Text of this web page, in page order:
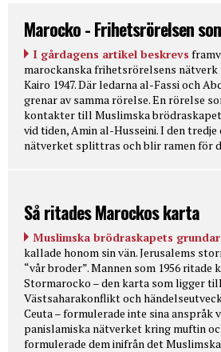
Marocko - Frihetsrörelsen
I gårdagens artikel beskrevs
marockanska frihetsrörelsens nätverk
Kairo 1947. Där ledarna al-Fassi och
grenar av samma rörelse. En rörelse
kontakter till Muslimska
vid tiden, Amin al-Husseini. I den
nätverket splittras och blir ramen för
Så ritades Marockos karta
Muslimska brödraskapets
kallade honom sin vän. Jerusalems
“vår broder”. Mannen som 1956 ritade
Stormarocko – den karta som ligger
Västsaharakonflikt och
Ceuta – formulerade inte sina anspråk
panislamiska nätverket kring muftin
formulerade dem inifrån det